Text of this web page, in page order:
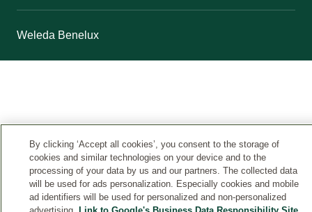
Weleda Benelux
By clicking ‘Accept all cookies’, you consent to the storage of
cookies and similar technologies on your device and to the
processing of your data by us and our partners. The collected data
will be used for ads personalization. Especially cookies and mobile
ad identifiers will be used for personalized and non-personalized